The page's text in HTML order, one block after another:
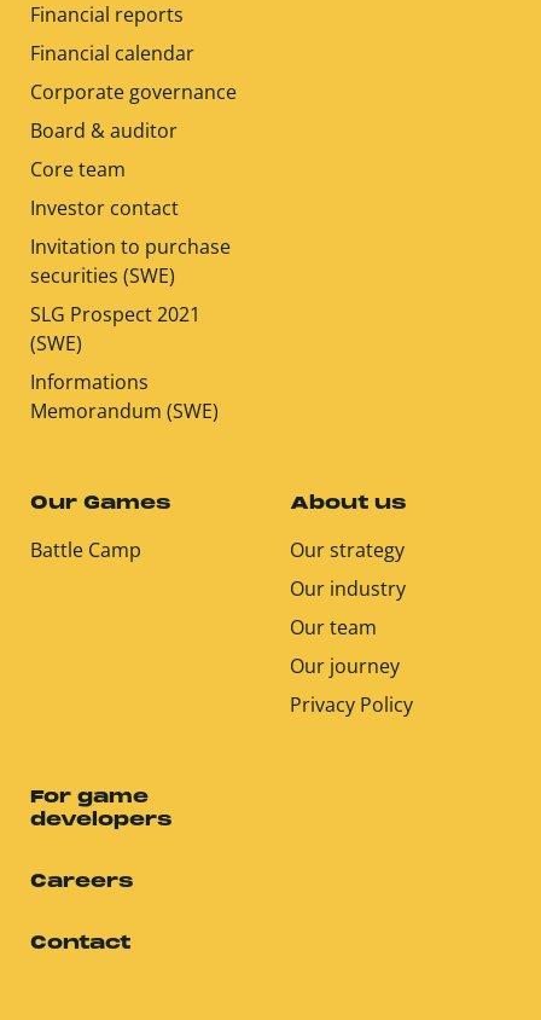
Financial reports
Financial calendar
Corporate governance
Board & auditor
Core team
Investor contact
Invitation to purchase
securities (SWE)
SLG Prospect 2021
(SWE)
Informations
Memorandum (SWE)
Our Games
Battle Camp
About us
Our strategy
Our industry
Our team
Our journey
Privacy Policy
For game
developers
Careers
Contact